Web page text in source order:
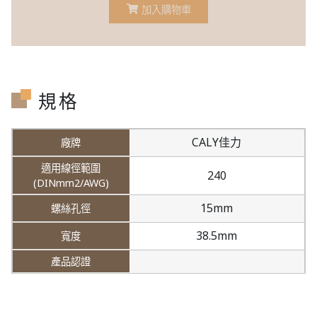
加入購物車
規格
CALY佳力
240
15mm
38.5mm